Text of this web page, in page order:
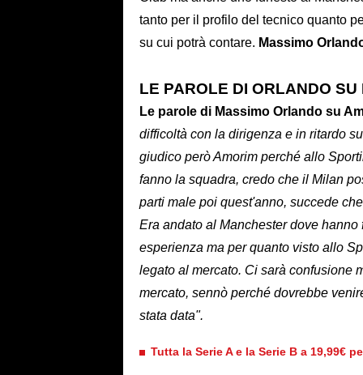
tanto per il profilo del tecnico quanto
su cui potrà contare. Massimo
LE PAROLE DI ORLANDO
Le parole di Massimo Orlando su
difficoltà con la dirigenza e in ritardo
giudico però Amorim perché allo
fanno la squadra, credo che il Milan
parti male poi quest'anno, succede
Era andato al Manchester dove
esperienza ma per quanto visto allo
legato al mercato. Ci sarà confusione
mercato, sennò perché dovrebbe
stata data".
Tutta la Serie A e la Serie B a 19,99€